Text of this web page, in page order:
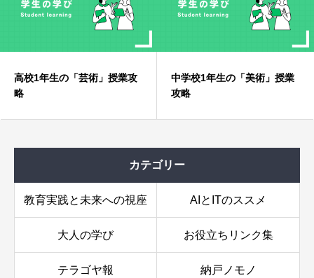
高校1年生の「芸術」授業攻
略
中学校1年生の「美術」授業
攻略
カテゴリー
教育実践と未来への視座 AIとITのススメ
大人の学び お役立ちリンク集
テラゴヤ報 納戸ノモノ
小学校5・6年生：創造と表現の探求！〜感性を磨くア